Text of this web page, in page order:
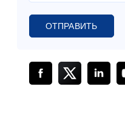
ОТПРАВИТЬ